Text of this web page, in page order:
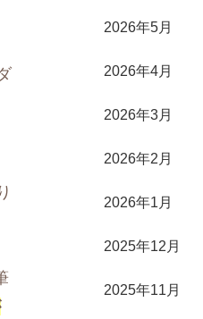
2026年5月
2026年4月
2026年3月
2026年2月
2026年1月
2025年12月
2025年11月